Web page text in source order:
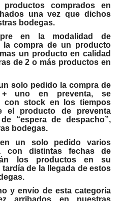
comprados en
una vez que dichos
bodegas.
en la modalidad de
la compra de un producto
un producto en calidad
de 2 o más productos en
solo pedido la compra de
uno en preventa, se
con stock en los tiempos
el producto de preventa
“espera de despacho”,
bodegas.
un solo pedido varios
con distintas fechas de
los productos en su
de la llegada de estos
y envío de esta categoría